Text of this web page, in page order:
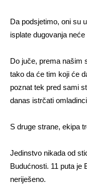
Da podsjetimo, oni su
isplate dugovanja
Do juče, prema našim
tako da će tim koji će
poznat tek pred sami
danas istrčati
S druge strane, ekipa
Jedinstvo nikada od
Budućnosti. 11 puta je
neriješeno.